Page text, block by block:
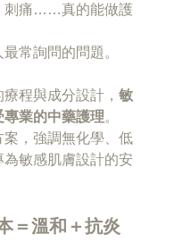
刺痛……真的能做護
常詢問的問題。
程與成分設計， 敏
業的中藥護理。
，強調無化學、低
敏感肌膚設計的安
＝溫和＋抗炎